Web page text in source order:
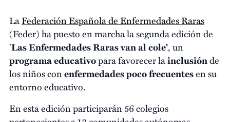
LaFederación Española de Enfermedades Raras
(Feder) ha puesto en marcha la segunda edición de
'Las Enfermedades Raras van al cole', un
programa educativopara favorecer lainclusiónde
los niños conenfermedades poco frecuentesen su
entorno educativo.
En esta edición participarán 56 colegios